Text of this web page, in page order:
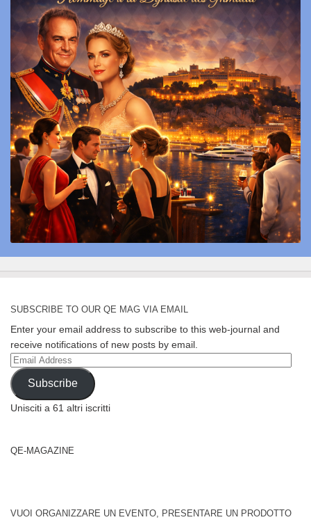
SUBSCRIBE TO OUR QE MAG VIA EMAIL
Enter your email address to subscribe to this web-journal and
receive notifications of new posts by email.
Email
Address
Subscribe
Unisciti a 61 altri iscritti
QE-MAGAZINE
VUOI ORGANIZZARE UN EVENTO, PRESENTARE UN PRODOTTO